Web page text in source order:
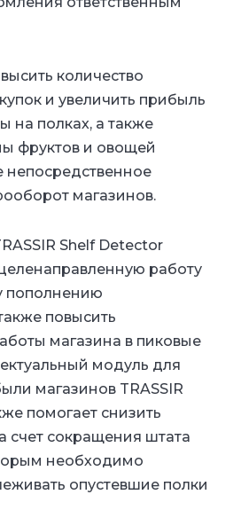
количество
и увеличить прибыль
на полках, а также
фруктов и овощей
непосредственное
магазинов.
Shelf Detector
работу
пополнению
повысить
магазина в пиковые
модуль для
магазинов TRASSIR
помогает снизить
счет сокращения штата
необходимо
опустевшие полки